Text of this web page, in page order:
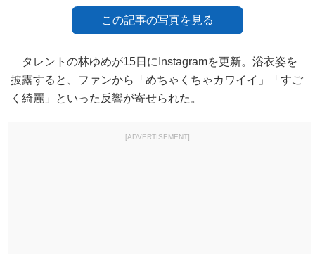
この記事の写真を見る
タレントの林ゆめが15日にInstagramを更新。浴衣姿を
披露すると、ファンから「めちゃくちゃカワイイ」「すご
く綺麗」といった反響が寄せられた。
[ADVERTISEMENT]